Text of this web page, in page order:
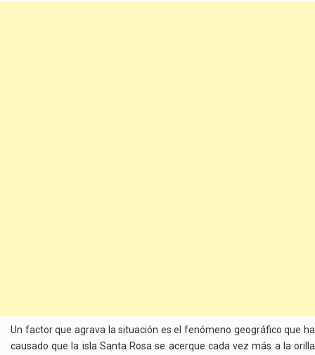
Un factor que agrava la situación es el fenómeno geográfico que ha
causado que la isla Santa Rosa se acerque cada vez más a la orilla